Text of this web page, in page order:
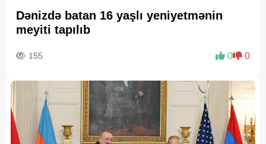
Dənizdə batan 16 yaşlı yeniyetmənin
meyiti tapılıb
155 0 0